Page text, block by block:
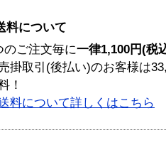
料について
のご注文毎に一律1,100円(税
掛取引(後払い)のお客様は
！
料について詳しくはこちら